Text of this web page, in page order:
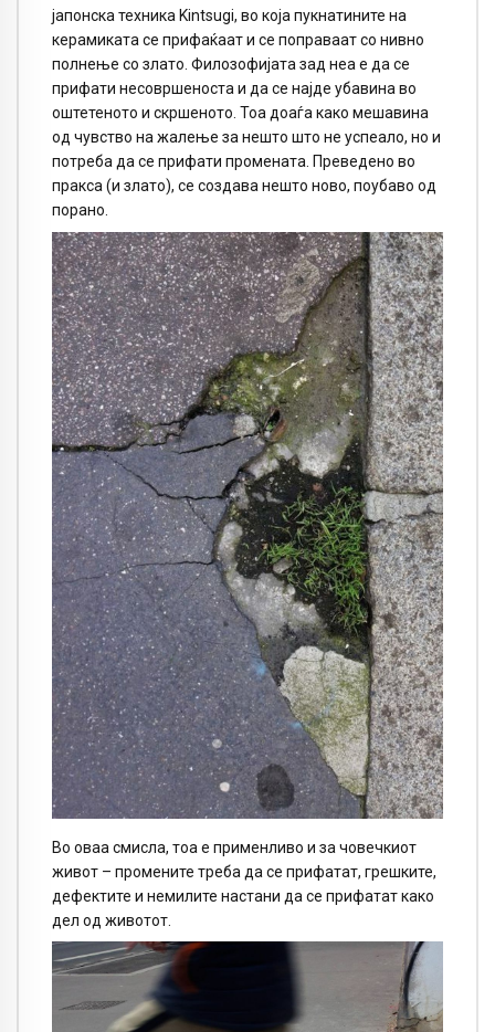
јапонска техника Kintsugi, во која пукнатините на
керамиката се прифаќаат и се поправаат со нивно
полнење со злато. Филозофијата зад неа е да се
прифати несовршеноста и да се најде убавина во
оштетеното и скршеното. Тоа доаѓа како мешавина
од чувство на жалење за нешто што не успеало, но и
потреба да се прифати промената. Преведено во
пракса (и злато), се создава нешто ново, поубаво од
порано.
Во оваа смисла, тоа е применливо и за човечкиот
живот – промените треба да се прифатат, грешките,
дефектите и немилите настани да се прифатат како
дел од животот.